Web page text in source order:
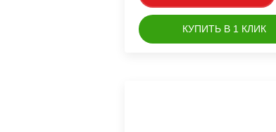
КУПИТЬ В 1 КЛИК